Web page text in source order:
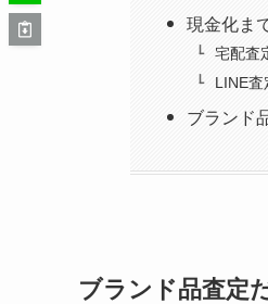
現金化ま
宅配査
LINE査
ブランド
ブランド品査定